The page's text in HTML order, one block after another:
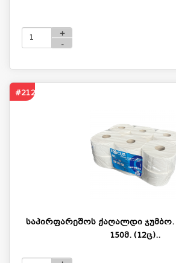
+
-
#2120
საპირფარეშოს ქაღალდი ჯუმბო.
150მ. (12ც)..